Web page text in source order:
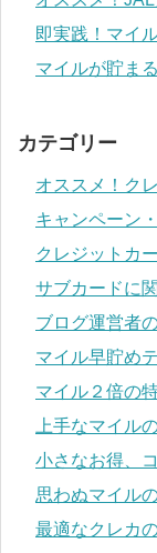
即実践！マイ
マイルが貯ま
カテゴリー
オススメ！ク
キャンペーン
クレジットカ
サブカードに
ブログ運営者
マイル早貯め
マイル２倍の
上手なマイル
小さなお得、
思わぬマイル
最適なクレカ